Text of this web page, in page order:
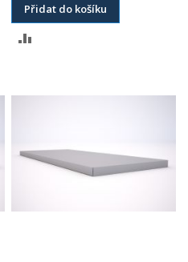
Přidat do košíku
POROVNÁNÍ